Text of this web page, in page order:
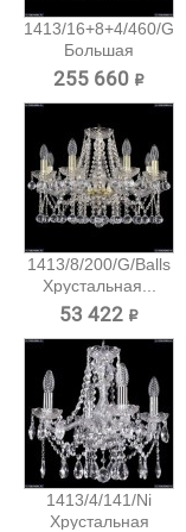
1413/16+8+4/460/G
Большая
хрустальная...
255 660 ₽
1413/8/200/G/Balls
Хрустальная...
53 422 ₽
1413/4/141/Ni
Хрустальная